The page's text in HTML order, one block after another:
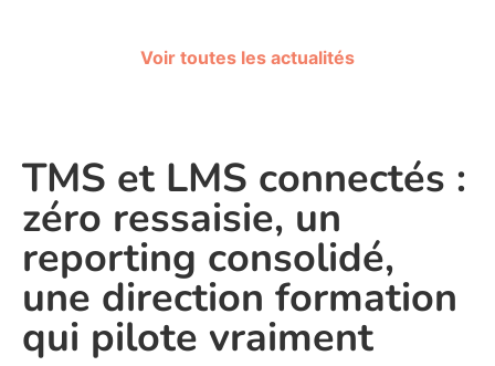
Voir toutes les actualités
TMS et LMS connectés :
zéro ressaisie, un
reporting consolidé,
une direction formation
qui pilote vraiment